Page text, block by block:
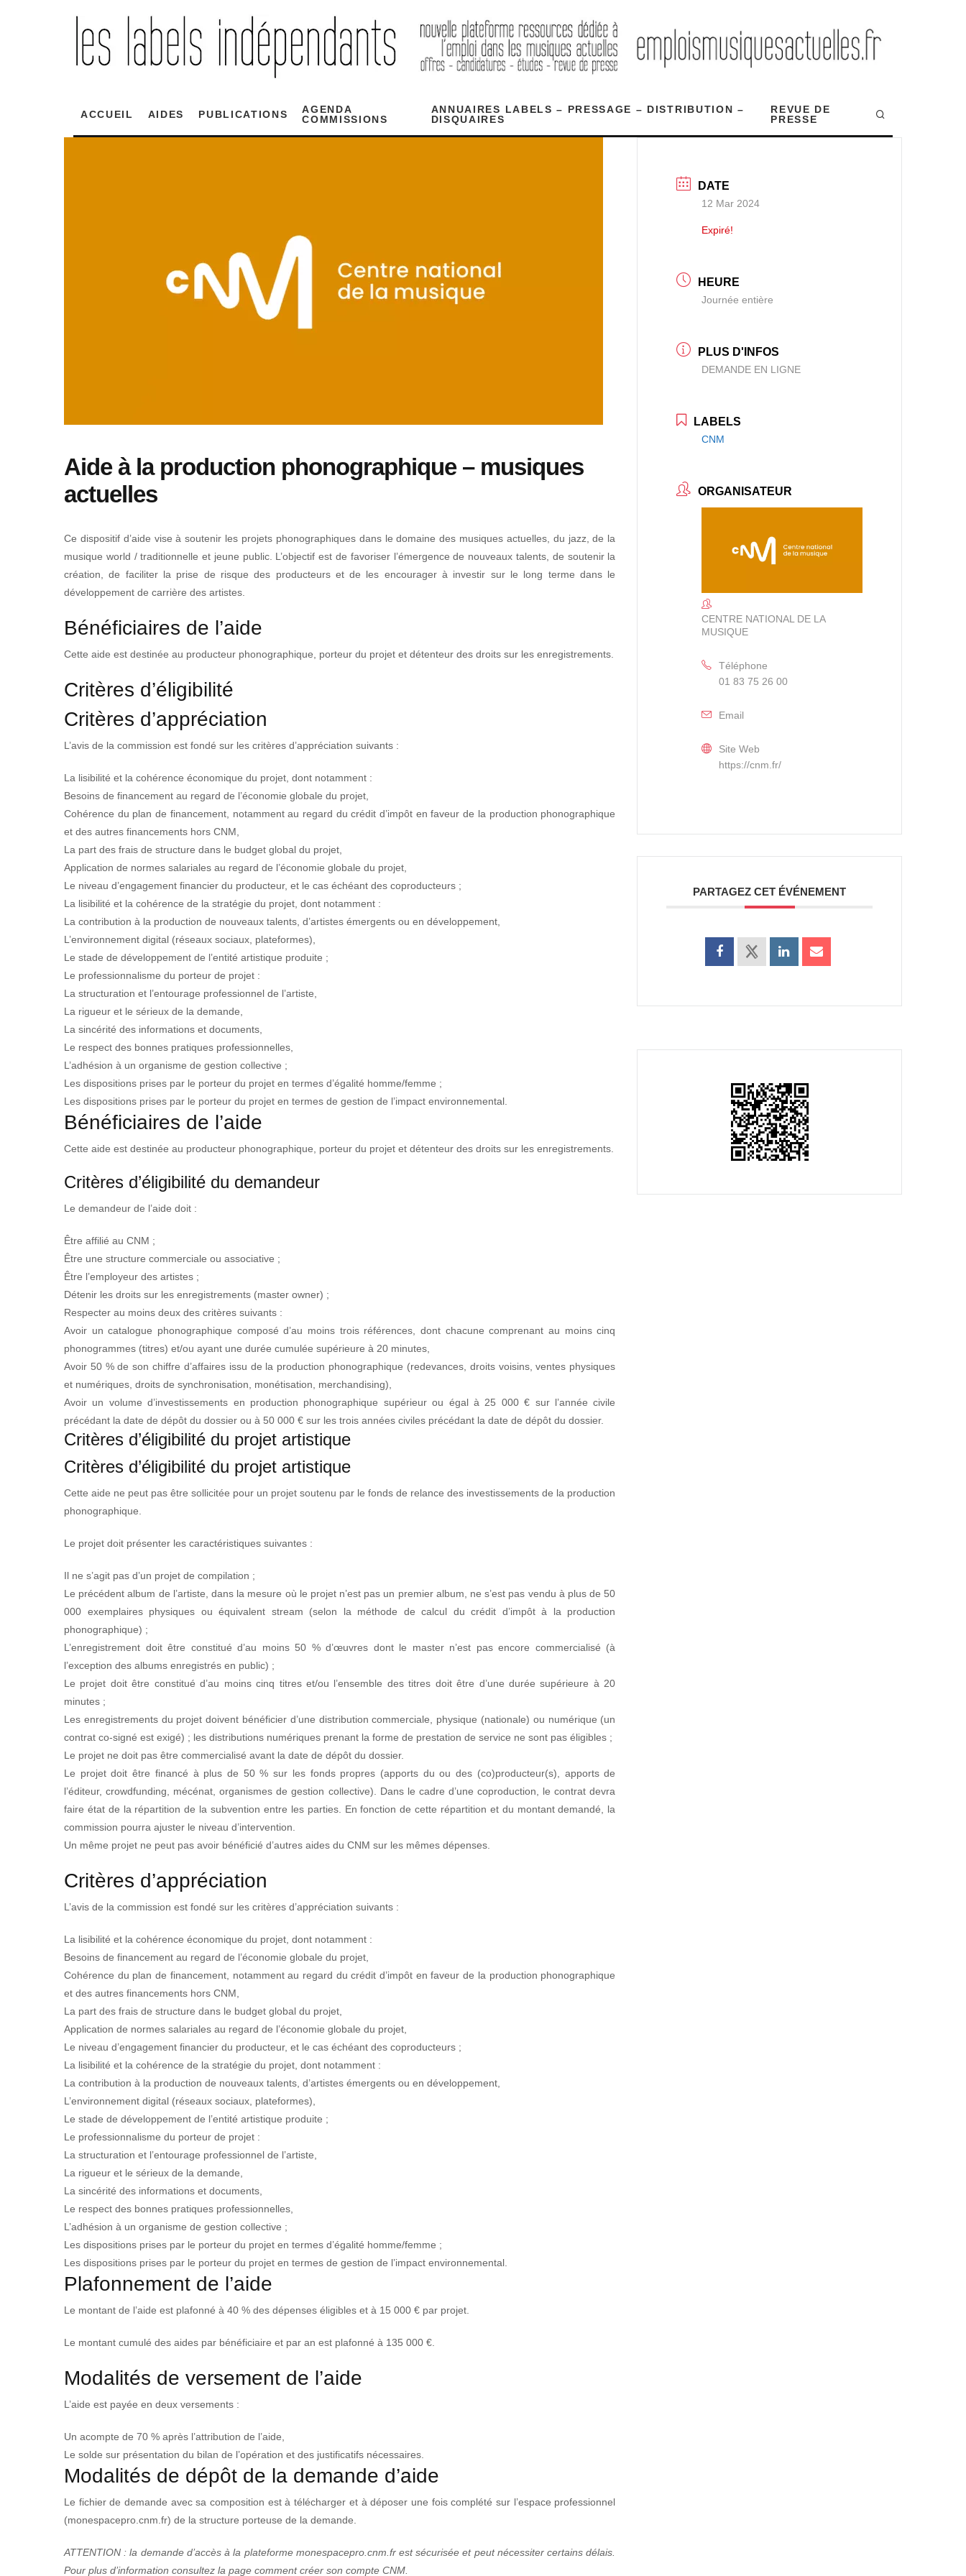
ACCUEIL AIDES PUBLICATIONS
AGENDA
COMMISSIONS
ANNUAIRES LABELS – PRESSAGE – DISTRIBUTION –
DISQUAIRES
REVUE DE
PRESSE
Aide à la production phonographique – musiques
actuelles
Ce dispositif d’aide vise à soutenir les projets phonographiques dans le domaine des musiques actuelles, du jazz, de la
musique world / traditionnelle et jeune public. L’objectif est de favoriser l’émergence de nouveaux talents, de soutenir la
création, de faciliter la prise de risque des producteurs et de les encourager à investir sur le long terme dans le
développement de carrière des artistes.
Bénéficiaires de l’aide
Cette aide est destinée au producteur phonographique, porteur du projet et détenteur des droits sur les enregistrements.
Critères d’éligibilité
Critères d’appréciation
L’avis de la commission est fondé sur les critères d’appréciation suivants :
La lisibilité et la cohérence économique du projet, dont notamment :
Besoins de financement au regard de l’économie globale du projet,
Cohérence du plan de financement, notamment au regard du crédit d’impôt en faveur de la production phonographique
et des autres financements hors CNM,
La part des frais de structure dans le budget global du projet,
Application de normes salariales au regard de l’économie globale du projet,
Le niveau d’engagement financier du producteur, et le cas échéant des coproducteurs ;
La lisibilité et la cohérence de la stratégie du projet, dont notamment :
La contribution à la production de nouveaux talents, d’artistes émergents ou en développement,
L’environnement digital (réseaux sociaux, plateformes),
Le stade de développement de l’entité artistique produite ;
Le professionnalisme du porteur de projet :
La structuration et l’entourage professionnel de l’artiste,
La rigueur et le sérieux de la demande,
La sincérité des informations et documents,
Le respect des bonnes pratiques professionnelles,
L’adhésion à un organisme de gestion collective ;
Les dispositions prises par le porteur du projet en termes d’égalité homme/femme ;
Les dispositions prises par le porteur du projet en termes de gestion de l’impact environnemental.
Bénéficiaires de l’aide
Cette aide est destinée au producteur phonographique, porteur du projet et détenteur des droits sur les enregistrements.
Critères d’éligibilité du demandeur
Le demandeur de l’aide doit :
Être affilié au CNM ;
Être une structure commerciale ou associative ;
Être l’employeur des artistes ;
Détenir les droits sur les enregistrements (master owner) ;
Respecter au moins deux des critères suivants :
Avoir un catalogue phonographique composé d’au moins trois références, dont chacune comprenant au moins cinq
phonogrammes (titres) et/ou ayant une durée cumulée supérieure à 20 minutes,
Avoir 50 % de son chiffre d’affaires issu de la production phonographique (redevances, droits voisins, ventes physiques
et numériques, droits de synchronisation, monétisation, merchandising),
Avoir un volume d’investissements en production phonographique supérieur ou égal à 25 000 € sur l’année civile
précédant la date de dépôt du dossier ou à 50 000 € sur les trois années civiles précédant la date de dépôt du dossier.
Critères d’éligibilité du projet artistique
Critères d’éligibilité du projet artistique
Cette aide ne peut pas être sollicitée pour un projet soutenu par le fonds de relance des investissements de la production
phonographique.
Le projet doit présenter les caractéristiques suivantes :
Il ne s’agit pas d’un projet de compilation ;
Le précédent album de l’artiste, dans la mesure où le projet n’est pas un premier album, ne s’est pas vendu à plus de 50
000 exemplaires physiques ou équivalent stream (selon la méthode de calcul du crédit d’impôt à la production
phonographique) ;
L’enregistrement doit être constitué d’au moins 50 % d’œuvres dont le master n’est pas encore commercialisé (à
l’exception des albums enregistrés en public) ;
Le projet doit être constitué d’au moins cinq titres et/ou l’ensemble des titres doit être d’une durée supérieure à 20
minutes ;
Les enregistrements du projet doivent bénéficier d’une distribution commerciale, physique (nationale) ou numérique (un
contrat co-signé est exigé) ; les distributions numériques prenant la forme de prestation de service ne sont pas éligibles ;
Le projet ne doit pas être commercialisé avant la date de dépôt du dossier.
Le projet doit être financé à plus de 50 % sur les fonds propres (apports du ou des (co)producteur(s), apports de
l’éditeur, crowdfunding, mécénat, organismes de gestion collective). Dans le cadre d’une coproduction, le contrat devra
faire état de la répartition de la subvention entre les parties. En fonction de cette répartition et du montant demandé, la
commission pourra ajuster le niveau d’intervention.
Un même projet ne peut pas avoir bénéficié d’autres aides du CNM sur les mêmes dépenses.
Critères d’appréciation
L’avis de la commission est fondé sur les critères d’appréciation suivants :
La lisibilité et la cohérence économique du projet, dont notamment :
Besoins de financement au regard de l’économie globale du projet,
Cohérence du plan de financement, notamment au regard du crédit d’impôt en faveur de la production phonographique
et des autres financements hors CNM,
La part des frais de structure dans le budget global du projet,
Application de normes salariales au regard de l’économie globale du projet,
Le niveau d’engagement financier du producteur, et le cas échéant des coproducteurs ;
La lisibilité et la cohérence de la stratégie du projet, dont notamment :
La contribution à la production de nouveaux talents, d’artistes émergents ou en développement,
L’environnement digital (réseaux sociaux, plateformes),
Le stade de développement de l’entité artistique produite ;
Le professionnalisme du porteur de projet :
La structuration et l’entourage professionnel de l’artiste,
La rigueur et le sérieux de la demande,
La sincérité des informations et documents,
Le respect des bonnes pratiques professionnelles,
L’adhésion à un organisme de gestion collective ;
Les dispositions prises par le porteur du projet en termes d’égalité homme/femme ;
Les dispositions prises par le porteur du projet en termes de gestion de l’impact environnemental.
Plafonnement de l’aide
Le montant de l’aide est plafonné à 40 % des dépenses éligibles et à 15 000 € par projet.
Le montant cumulé des aides par bénéficiaire et par an est plafonné à 135 000 €.
Modalités de versement de l’aide
L’aide est payée en deux versements :
Un acompte de 70 % après l’attribution de l’aide,
Le solde sur présentation du bilan de l’opération et des justificatifs nécessaires.
Modalités de dépôt de la demande d’aide
Le fichier de demande avec sa composition est à télécharger et à déposer une fois complété sur l’espace professionnel
(monespacepro.cnm.fr) de la structure porteuse de la demande.
ATTENTION : la demande d’accès à la plateforme monespacepro.cnm.fr est sécurisée et peut nécessiter certains délais.
Pour plus d’information consultez la page comment créer son compte CNM.
DATE
12 Mar 2024
Expiré!
HEURE
Journée entière
PLUS D'INFOS
DEMANDE EN LIGNE
LABELS
CNM
ORGANISATEUR
CENTRE NATIONAL DE LA
MUSIQUE
Téléphone
01 83 75 26 00
Email
Site Web
https://cnm.fr/
PARTAGEZ CET ÉVÉNEMENT